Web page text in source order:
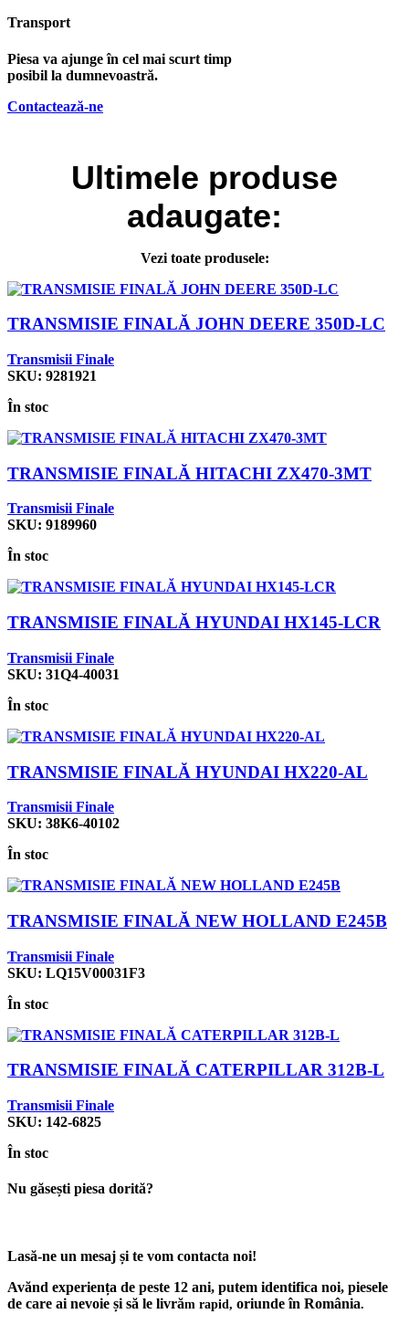
Transport
Piesa va ajunge în cel mai scurt timp
posibil la dumnevoastră.
Contactează-ne
Ultimele produse
adaugate:
Vezi toate produsele:
TRANSMISIE FINALĂ JOHN DEERE 350D-LC
Transmisii Finale
SKU: 9281921
În stoc
TRANSMISIE FINALĂ HITACHI ZX470-3MT
Transmisii Finale
SKU: 9189960
În stoc
TRANSMISIE FINALĂ HYUNDAI HX145-LCR
Transmisii Finale
SKU: 31Q4-40031
În stoc
TRANSMISIE FINALĂ HYUNDAI HX220-AL
Transmisii Finale
SKU: 38K6-40102
În stoc
TRANSMISIE FINALĂ NEW HOLLAND E245B
Transmisii Finale
SKU: LQ15V00031F3
În stoc
TRANSMISIE FINALĂ CATERPILLAR 312B-L
Transmisii Finale
SKU: 142-6825
În stoc
Nu găsești piesa dorită?
Lasă-ne un mesaj și te vom contacta noi!
Avănd experiența de peste 12 ani, putem identifica noi, piesele
de care ai nevoie și să le livrăm rapid, oriunde în România.